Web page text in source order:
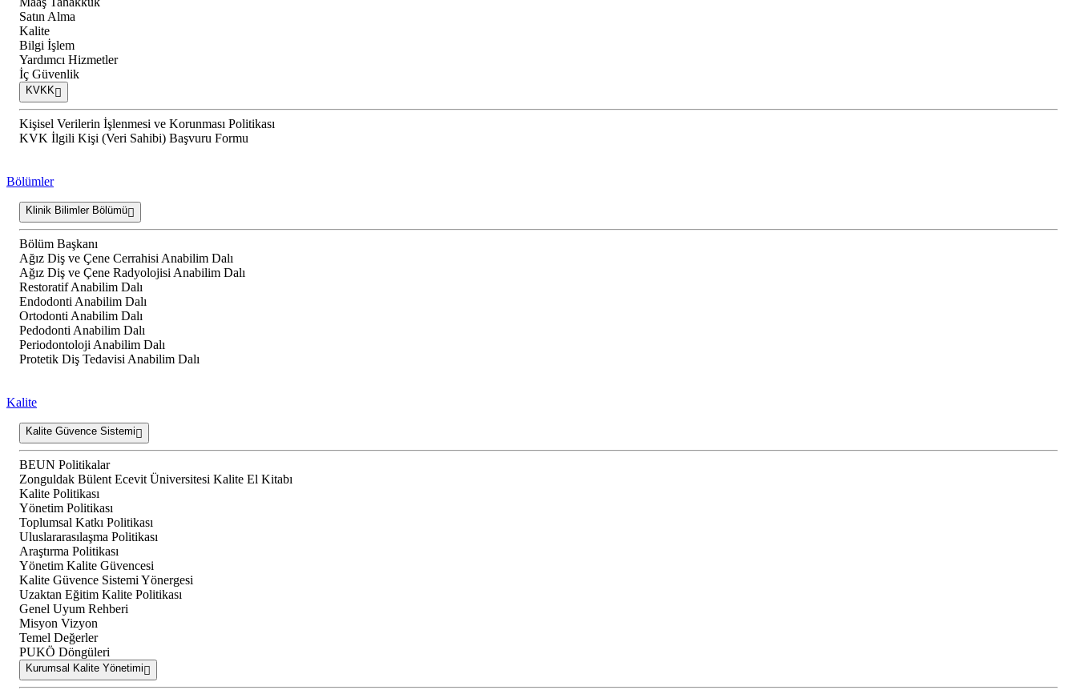
Satın Alma
Kalite
Bilgi İşlem
Yardımcı Hizmetler
İç Güvenlik
KVKK
Kişisel Verilerin İşlenmesi ve Korunması Politikası
KVK İlgili Kişi (Veri Sahibi) Başvuru Formu
Bölümler
Klinik Bilimler Bölümü
Bölüm Başkanı
Ağız Diş ve Çene Cerrahisi Anabilim Dalı
Ağız Diş ve Çene Radyolojisi Anabilim Dalı
Restoratif Anabilim Dalı
Endodonti Anabilim Dalı
Ortodonti Anabilim Dalı
Pedodonti Anabilim Dalı
Periodontoloji Anabilim Dalı
Protetik Diş Tedavisi Anabilim Dalı
Kalite
Kalite Güvence Sistemi
BEUN Politikalar
Zonguldak Bülent Ecevit Üniversitesi Kalite El Kitabı
Kalite Politikası
Yönetim Politikası
Toplumsal Katkı Politikası
Uluslararasılaşma Politikası
Araştırma Politikası
Yönetim Kalite Güvencesi
Kalite Güvence Sistemi Yönergesi
Uzaktan Eğitim Kalite Politikası
Genel Uyum Rehberi
Misyon Vizyon
Temel Değerler
PUKÖ Döngüleri
Kurumsal Kalite Yönetimi